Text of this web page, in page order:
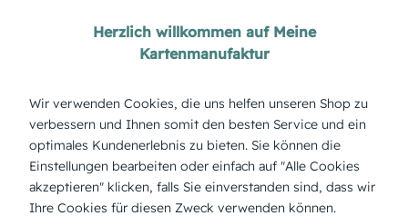
Parkuhr 60
Geburtstag Aquarell
ÜBERBLICK:
Produktbeschreibung
Die Menükarte „Helle Blattstruktur“ überzeugt mit fein
gezeichneter Natürlichkeit – perfekt für Feste mit einem
Touch von Wald, Wiese und Frische.
Herzlich willkommen auf Meine
Kartenmanufaktur
Wir verwenden Cookies, die uns helfen unseren Shop zu
verbessern und Ihnen somit den besten Service und ein
optimales Kundenerlebnis zu bieten. Sie können die
Einstellungen bearbeiten oder einfach auf "Alle Cookies
akzeptieren" klicken, falls Sie einverstanden sind, dass wir
Ihre Cookies für diesen Zweck verwenden können.